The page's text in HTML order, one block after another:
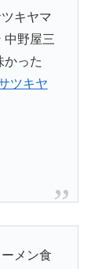
キヤマ
中野屋三
かった
ツキヤ
メン食